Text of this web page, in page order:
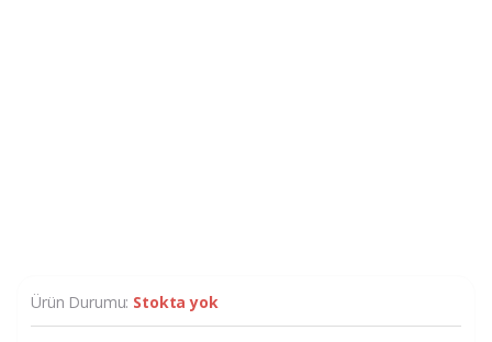
Ürün Durumu: Stokta yok